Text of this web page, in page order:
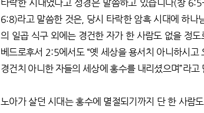
타락한 시대였다고 성경은 말씀하고 있습니다(창
6:8)라고 말씀한 것은, 당시 타락한 암흑 시대에 하나
의 일곱 식구 외에는 경건한 자가 한 사람도 없을 정
베드로후서 2:5에서도 “옛 세상을 용서치 아니하시
경건치 아니한 자들의 세상에 홍수를 내리셨으며”라고
노아가 살던 시대는 홍수에 멸절되기까지 단 한 사람